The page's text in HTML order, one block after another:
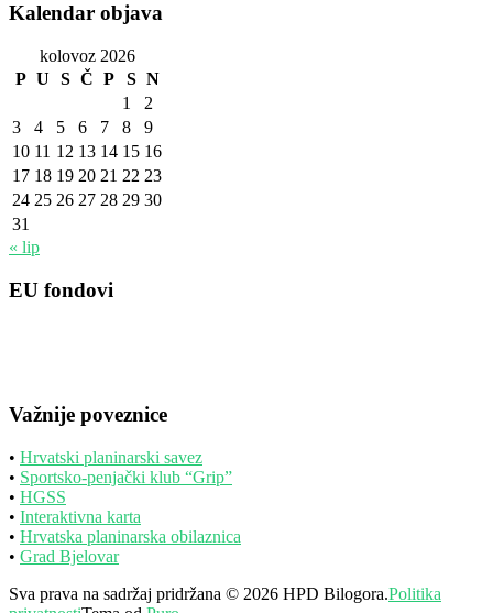
Kalendar objava
kolovoz 2026
P U S Č P S N
1
2
3
4 5 6 7 8
9
10 11 12 13 14 15 16
17 18 19 20 21 22 23
24 25 26 27 28 29 30
31
« lip
EU fondovi
Važnije poveznice
• Hrvatski planinarski savez
• Sportsko-penjački klub “Grip”
• HGSS
• Interaktivna karta
• Hrvatska planinarska obilaznica
• Grad Bjelovar
Sva prava na sadržaj pridržana © 2026 HPD Bilogora.Politika